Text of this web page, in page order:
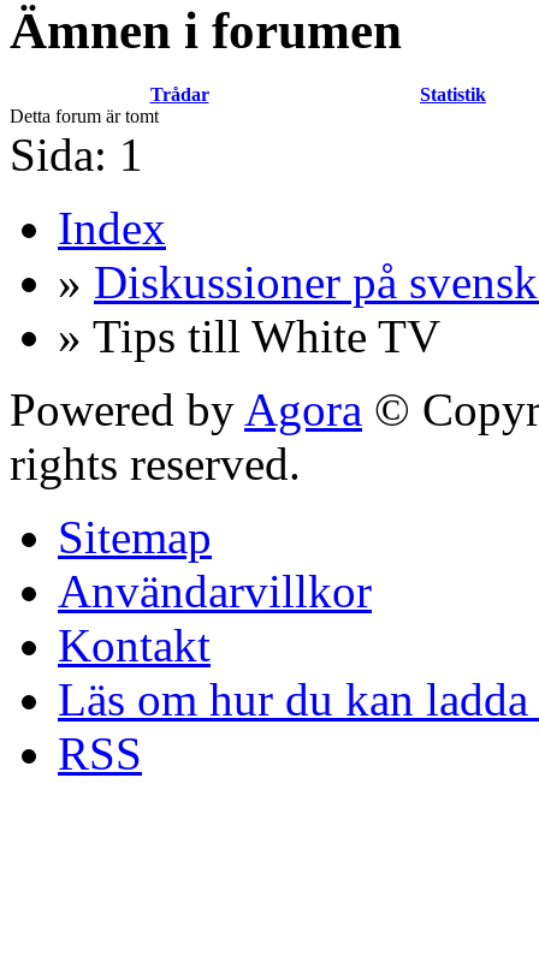
Ämnen i forumen
Trådar
Statistik
Detta forum är tomt
Sida: 1
Index
» Diskussioner på
» Tips till White TV
Powered by Agora ©
rights reserved.
Sitemap
Användarvillkor
Kontakt
Läs om hur du kan
RSS